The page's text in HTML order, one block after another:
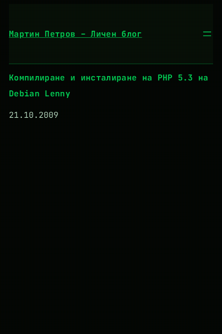
Мартин Петров – Личен блог
Компилиране и инсталиране на PHP 5.3 на
Debian Lenny
21.10.2009